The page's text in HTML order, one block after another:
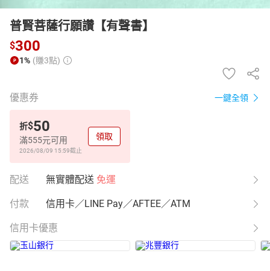
普賢菩薩行願讚【有聲書】
$300
1% (賺3點)
優惠券 一鍵全領
折$50
滿555元可用
2026/08/09 15:59截止
領取
配送 無實體配送 免運
付款 信用卡／LINE Pay／AFTEE／ATM
信用卡優惠